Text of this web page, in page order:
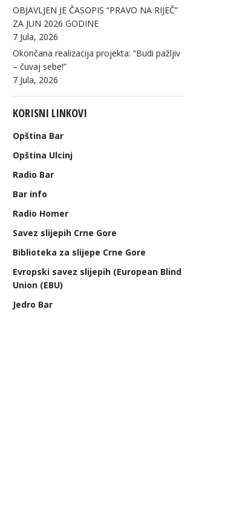
OBJAVLJEN JE ČASOPIS “PRAVO NA RIJEČ”
ZA JUN 2026 GODINE
7 Jula, 2026
Okončana realizacija projekta: “Budi pažljiv
– čuvaj sebe!”
7 Jula, 2026
KORISNI LINKOVI
Opština Bar
Opština Ulcinj
Radio Bar
Bar info
Radio Homer
Savez slijepih Crne Gore
Biblioteka za slijepe Crne Gore
Evropski savez slijepih (European Blind
Union (EBU)
Jedro Bar